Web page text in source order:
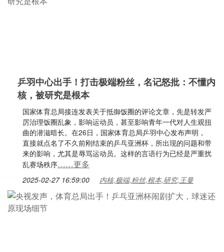
乒羽中心出手！打击极端粉丝，名记怒批：不懂内
核，被研究是根本
国家体育总局接连发表关于抵御饭圈的评论文章，先是转发严
厉治理饭圈乱象，影响运动员，甚至影响青年一代对人生观扭
曲的潜滋暗长。在26日，国家体育总局乒羽中心发布声明，
直接就点名了不久前刚结束的乒乓亚洲杯，所出现的问题和带
来的影响，尤其是辱骂运动员。这样的言语行为已经是严重扰
乱赛场秩序……更多
2025-02-27 16:59:00 内核,极端,粉丝,根本,研究,王曼